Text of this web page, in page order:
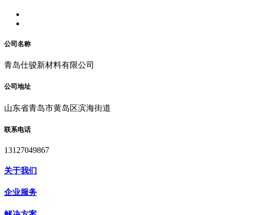
公司名称
青岛仕骏新材料有限公司
公司地址
山东省青岛市黄岛区滨海街道
联系电话
13127049867
关于我们
企业服务